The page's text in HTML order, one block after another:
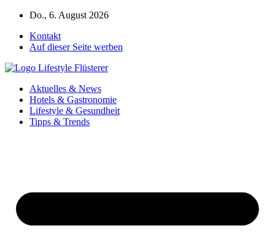
Zum
springen
Do., 6. August 2026
Kontakt
Auf dieser Seite werben
Aktuelles & News
Hotels & Gastronomie
Lifestyle & Gesundheit
Tipps & Trends